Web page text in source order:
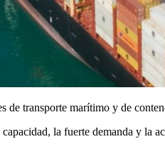
de transporte marítimo y de
la fuerte demanda y la